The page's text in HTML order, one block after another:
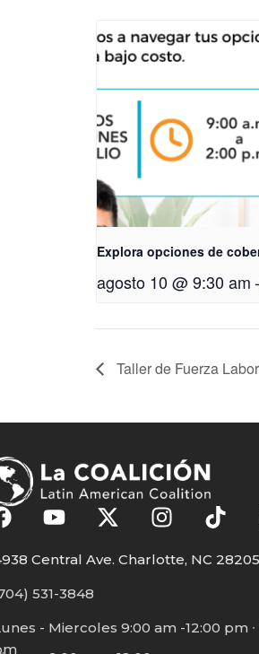
Explora opciones de
agosto 10 @ 9:30 am-
Taller de Fuerza
Central Ave. Charlotte, NC 28205
531-3848
- Miercoles 9:00 am -12:00 pm ∙